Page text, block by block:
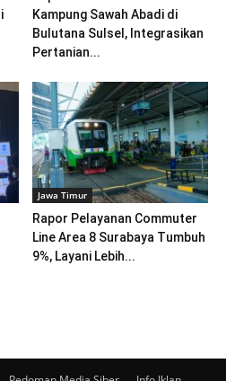
Kampung Sawah Abadi di
Bulutana Sulsel, Integrasikan
Pertanian...
Jawa Timur
Rapor Pelayanan Commuter
Line Area 8 Surabaya Tumbuh
9%, Layani Lebih...